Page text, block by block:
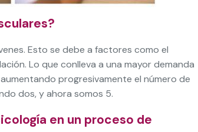
Esto se debe a factores como el
Lo que conlleva a una mayor demanda
progresivamente el número de
dos, y ahora somos 5.
en un proceso de